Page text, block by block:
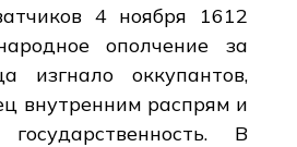
4 ноября 1612
ополчение за
изгнало оккупантов,
внутренним распрям и
государственность. В